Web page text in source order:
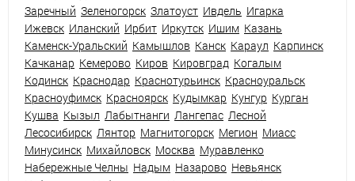
Заречный Зеленогорск Златоуст Ивдель Игарка
Ижевск Иланский Ирбит Иркутск Ишим Казань
Каменск-Уральский Камышлов Канск Караул Карпинск
Качканар Кемерово Киров Кировград Когалым
Кодинск Краснодар Краснотурьинск Красноуральск
Красноуфимск Красноярск Кудымкар Кунгур Курган
Кушва Кызыл Лабытнанги Лангепас Лесной
Лесосибирск Лянтор Магнитогорск Мегион Миасс
Минусинск Михайловск Москва Муравленко
Набережные Челны Надым Назарово Невьянск